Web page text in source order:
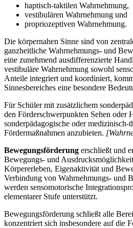
haptisch-taktilen Wahrnehmung,
vestibulären Wahrnehmung und
propriozeptiven Wahrnehmung.
Die körpernahen Sinne sind von
ganzheitliche Wahrnehmungs- und
eine zunehmend ausdifferenzierte
vestibuläre Wahrnehmung sowohl
Anteile integriert und koordiniert,
Sinnesbereiches eine besondere
Für Schüler mit zusätzlichem
den Förderschwerpunkten Sehen oder
sonderpädagogische oder medizinisch-
Fördermaßnahmen anzubieten.
Bewegungsförderung erschließt und
Bewegungs- und
Körpererleben, Eigenaktivität und
Verbindung von Wahrnehmungs- und
werden sensomotorische
elementarer Stufe unterstützt.
Bewegungsförderung schließt alle
konzentriert sich insbesondere auf die